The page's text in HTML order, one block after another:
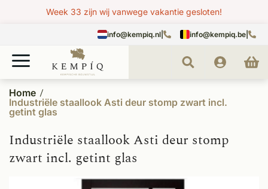
Week 33 zijn wij vanwege vakantie gesloten!
info@kempiq.nl info@kempiq.be
Home
Industriële staallook Asti deur stomp zwart incl.
getint glas
Industriële staallook Asti deur stomp
zwart incl. getint glas